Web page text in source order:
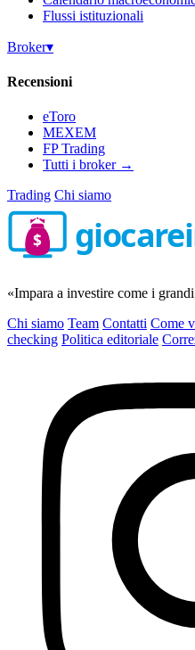
Flussi istituzionali
Broker▾
Recensioni
eToro
MEXEM
FP Trading
Tutti i broker →
Trading Chi siamo
$
«Impara a investire come i
Chi siamo Team Contatti Come
checking Politica editoriale